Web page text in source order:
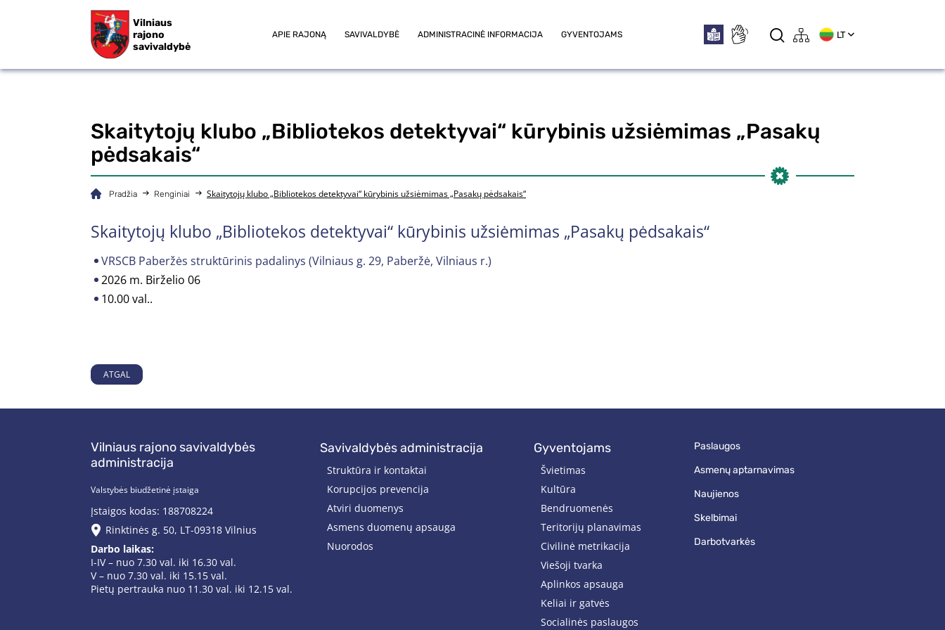
Vilniaus
rajono
savivaldybė
APIE RAJONĄ SAVIVALDYBĖ ADMINISTRACINĖ INFORMACIJA GYVENTOJAMS LT
Skaitytojų klubo „Bibliotekos detektyvai“ kūrybinis užsiėmimas „Pasakų
pėdsakais“
Pradžia Renginiai Skaitytojų klubo „Bibliotekos detektyvai“ kūrybinis užsiėmimas „Pasakų pėdsakais“
Skaitytojų klubo „Bibliotekos detektyvai“ kūrybinis užsiėmimas „Pasakų pėdsakais“
VRSCB Paberžės struktūrinis padalinys (Vilniaus g. 29, Paberžė, Vilniaus r.)
2026 m. Birželio 06
10.00 val..
ATGAL
Vilniaus rajono savivaldybės
administracija
Valstybės biudžetinė įstaiga
Įstaigos kodas: 188708224
Rinktinės g. 50, LT-09318 Vilnius
Darbo laikas:
I-IV – nuo 7.30 val. iki 16.30 val.
V – nuo 7.30 val. iki 15.15 val.
Pietų pertrauka nuo 11.30 val. iki 12.15 val.
savivaldybės administracija
Struktūra ir kontaktai
Korupcijos prevencija
Atviri duomenys
Asmens duomenų apsauga
Nuorodos
gyventojams
Švietimas
Kultūra
Bendruomenės
Teritorijų planavimas
Civilinė metrikacija
Viešoji tvarka
Aplinkos apsauga
Keliai ir gatvės
Socialinės paslaugos
paslaugos
asmenų aptarnavimas
naujienos
skelbimai
darbotvarkės